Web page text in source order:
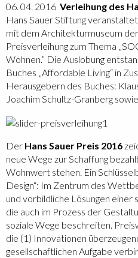
06. 04. 2016 Verleihung des
Hans Sauer Stiftung
mit dem Architekturmuseum
Preisverleihung zum Thema
Wohnen.” Die Auslobung
Buches „Affordable Living“ in
Herausgebern des Buches:
Joachim Schultz-Granberg
Der Hans Sauer Preis 2016
neue Wege zur Schaffung
Wohnwert stehen. Ein
Design“: Im Zentrum des
und vorbildliche Lösungen einer
die auch im Prozess der
soziale Wege beschreiten.
die (1) Innovationen
gesellschaftlichen Aufgabe